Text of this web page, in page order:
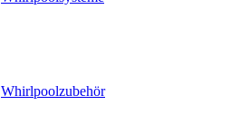
Whirlpoolzubehör